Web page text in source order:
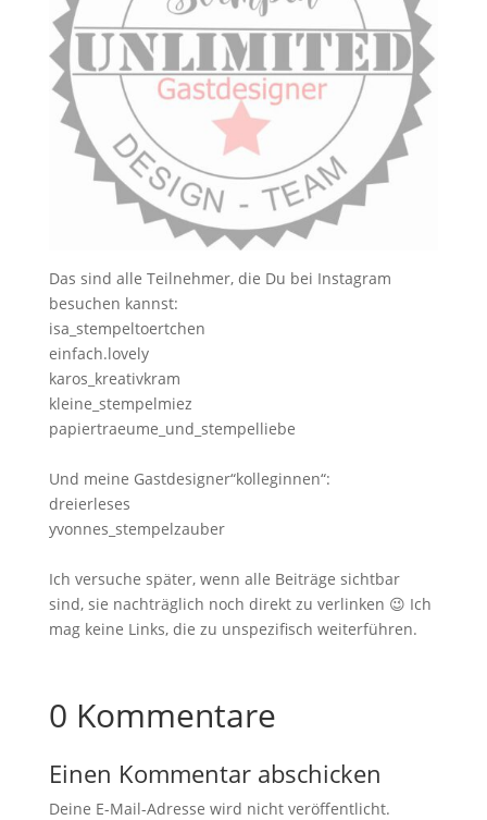
Das sind alle Teilnehmer, die Du bei Instagram
besuchen kannst:
isa_stempeltoertchen
einfach.lovely
karos_kreativkram
kleine_stempelmiez
papiertraeume_und_stempelliebe
Und meine Gastdesigner“kolleginnen“:
dreierleses
yvonnes_stempelzauber
Ich versuche später, wenn alle Beiträge sichtbar
sind, sie nachträglich noch direkt zu verlinken 😉 Ich
mag keine Links, die zu unspezifisch weiterführen.
0 Kommentare
Einen Kommentar abschicken
Deine E-Mail-Adresse wird nicht veröffentlicht.